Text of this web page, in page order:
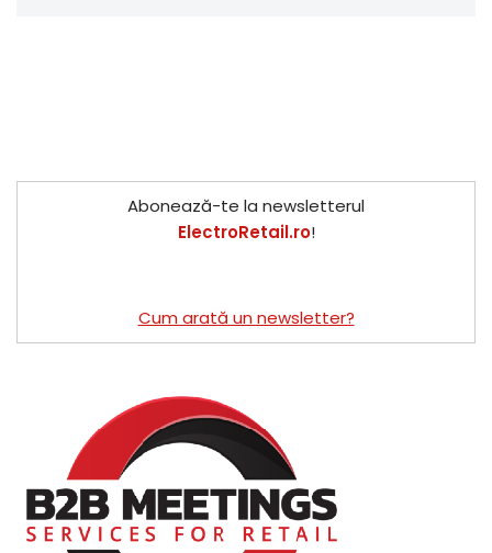
Abonează-te la newsletterul
ElectroRetail.ro!
Cum arată un newsletter?